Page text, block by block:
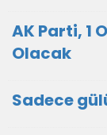
AK Parti, 1
Olacak
Sadece